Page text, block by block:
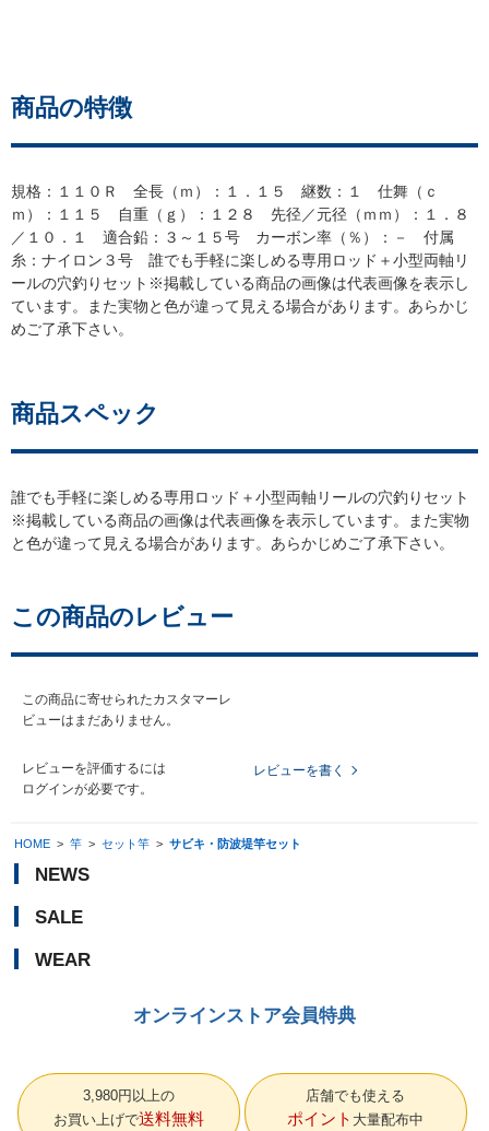
商品の特徴
規格：１１０Ｒ 全長（ｍ）：１．１５ 継数：１ 仕舞（ｃ
ｍ）：１１５ 自重（ｇ）：１２８ 先径／元径（ｍｍ）：１．８
／１０．１ 適合鉛：３～１５号 カーボン率（％）：－ 付属
糸：ナイロン３号 誰でも手軽に楽しめる専用ロッド＋小型両軸リ
ールの穴釣りセット※掲載している商品の画像は代表画像を表示し
ています。また実物と色が違って見える場合があります。あらかじ
めご了承下さい。
商品スペック
誰でも手軽に楽しめる専用ロッド＋小型両軸リールの穴釣りセット
※掲載している商品の画像は代表画像を表示しています。また実物
と色が違って見える場合があります。あらかじめご了承下さい。
この商品のレビュー
この商品に寄せられたカスタマーレ
ビューはまだありません。
レビューを評価するには
ログインが必要です。
レビューを書く
HOME > 竿 > セット竿 > サビキ・防波堤竿セット
NEWS
SALE
WEAR
オンラインストア会員特典
3,980円以上の
お買い上げで送料無料
店舗でも使える
ポイント 大量配布中